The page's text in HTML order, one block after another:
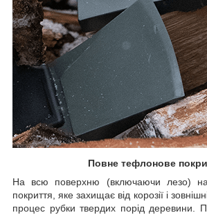
Повне тефлонове
На всю поверхню (включаючи лезо)
покриття, яке захищає від корозії і
процес рубки твердих порід деревини.